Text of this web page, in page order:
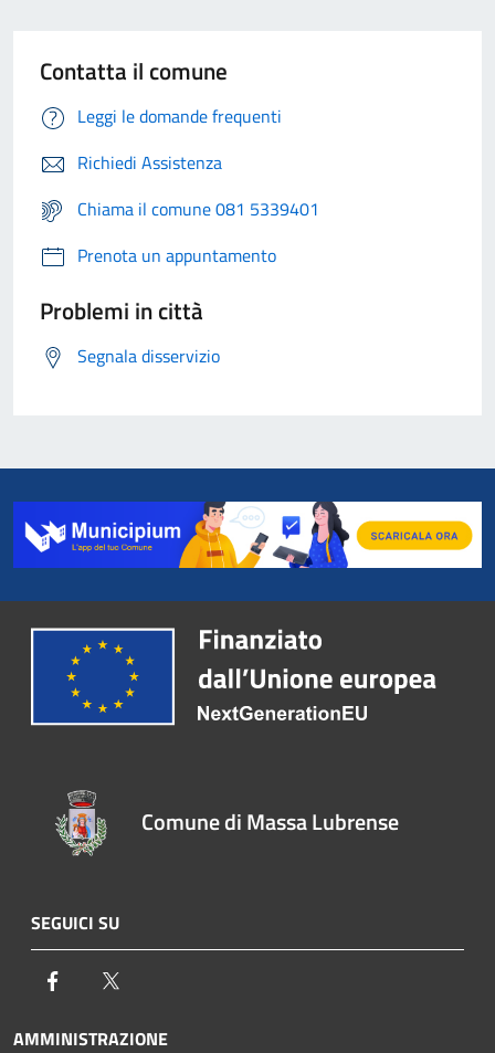
Contatta il comune
Leggi le domande frequenti
Richiedi Assistenza
Chiama il comune 081 5339401
Prenota un appuntamento
Problemi in città
Segnala disservizio
Comune di Massa Lubrense
SEGUICI SU
Facebook
AMMINISTRAZIONE